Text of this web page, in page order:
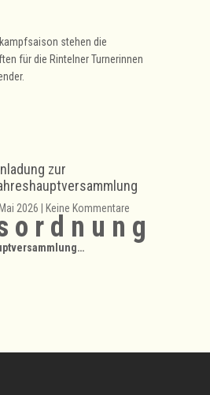
stehen die
für die Rintelner Turnerinnen
zur
2026 | Keine Kommentare
o r d n u n g